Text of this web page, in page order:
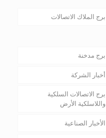
برج الملاك الاتصالات
برج مدخنة
أخبار الشركة
برج الاتصالات السلكية
واللاسلكية الأرض
الأخبار الصناعية